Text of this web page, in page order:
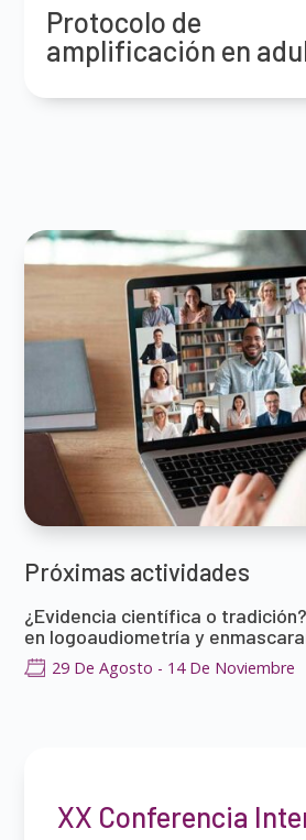
Protocolo de
amplificación en
Próximas actividades
¿Evidencia científica o
en logoaudiometría y
29 De Agosto - 14 De Noviembre
XX Conferencia